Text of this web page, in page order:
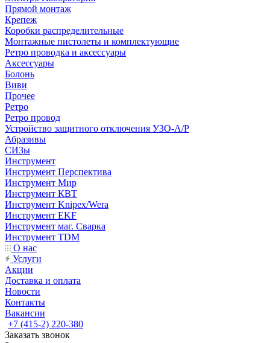
Прямой монтаж
Крепеж
Коробки распределительные
Монтажные пистолеты и комплектующие
Ретро проводка и аксессуары
Аксессуары
Болонь
Виви
Прочее
Ретро
Ретро провод
Устройство защитного отключения УЗО-А/Р
Абразивы
СИЗы
Инструмент
Инструмент Перспектива
Инструмент Мир
Инструмент КВТ
Инструмент Knipex/Wera
Инструмент EKF
Инструмент маг. Сварка
Инструмент TDM
О нас
Услуги
Акции
Доставка и оплата
Новости
Контакты
Вакансии
+7 (415-2) 220-380
Заказать звонок